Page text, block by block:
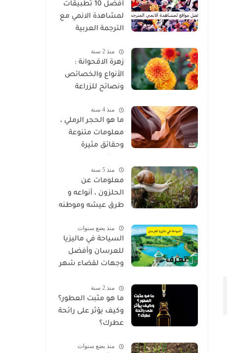
أفضل 10 تطبيقات
لمشاهدة الانمي مع
الترجمة العربية
منذ 2 سنة
زهرة الاقحوانة :
الأنواع والخصائص
ونصائح للزراعة
منذ 4 سنة
ما هو الحجر الرملي ،
معلومات متنوعة
وحقائق مثيرة
الرملي
منذ 5 سنة
معلومات عن
الحلزون ، أنواعه و
طرق عيشه وموطنه
منذ بضع سنوات
السياحة في ماليزيا
للعرسان وأفضل
وجهات لقضاء شهر
منذ 2 سنة
ما هو مثبت العطور؟
وكيف يؤثر على رائحة
عطرك؟
منذ بضع سنوات